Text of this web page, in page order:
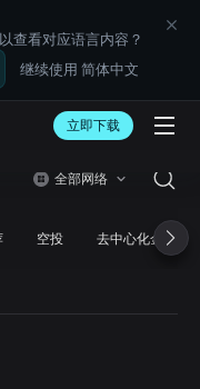
以查看对应语言内容？
继续使用 简体中文
立即下载
全部网络
空投 去中心化金融